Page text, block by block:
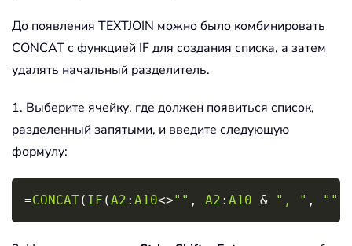
До появления TEXTJOIN можно было комбинировать
CONCAT с функцией IF для создания списка, а затем
удалять начальный разделитель.
1. Выберите ячейку, где должен появиться список,
разделенный запятыми, и введите следующую
формулу:
=CONCAT( IF (A2 : A10<>"" , A2 : A10 & ", " , ""
Copy